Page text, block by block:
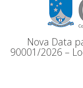
Nova Data
90001/2026 –